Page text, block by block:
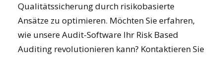
Qualitätssicherung durch risikobasierte
Ansätze zu optimieren. Möchten Sie erfahren,
wie unsereAudit-Software Ihr Risk Based
Auditing revolutionieren kann? Kontaktieren Sie